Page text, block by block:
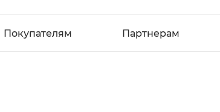
Покупателям Партнерам